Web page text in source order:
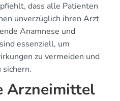
dass alle Patienten
unverzüglich ihren Arzt
Anamnese und
essenziell, um
zu vermeiden und
Arzneimittel